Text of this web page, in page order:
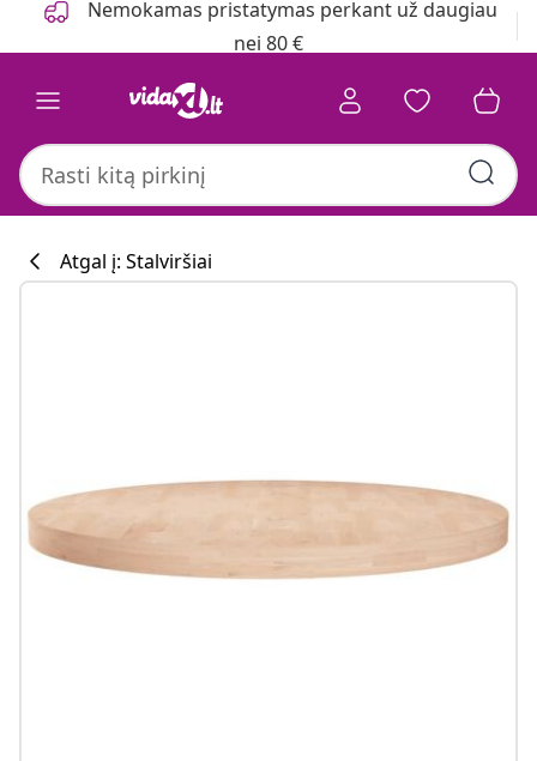
Nemokamas pristatymas perkant už daugiau
nei 80 €
Atgal į: Stalviršiai